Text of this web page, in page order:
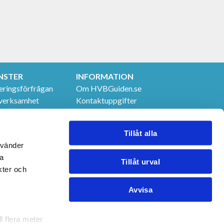
och
flera meter
Tillåt alla
Tillåt urval
Avvisa
INFORMATION
Om HVBGuiden.se
Kontaktuppgifter